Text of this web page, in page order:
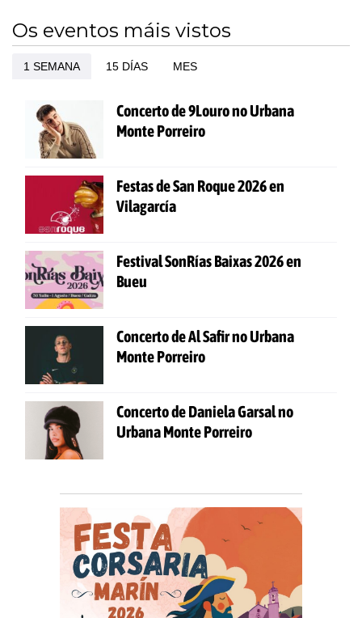
Os eventos máis vistos
1 SEMANA 15 DÍAS MES
Concerto de 9Louro no Urbana
Monte Porreiro
Festas de San Roque 2026 en
Vilagarcía
Festival SonRías Baixas 2026 en
Bueu
Concerto de Al Safir no Urbana
Monte Porreiro
Concerto de Daniela Garsal no
Urbana Monte Porreiro